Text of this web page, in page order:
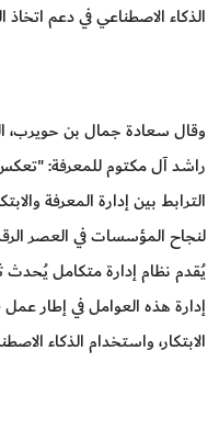
الذكاء الاصطناعي في دعم
وقال سعادة جمال بن حويرب،
راشد آل مكتوم للمعرفة:
الترابط بين إدارة المعرفة
لنجاح المؤسسات في العصر
يُقدم نظام إدارة متكامل
إدارة هذه العوامل في إطار
الابتكار، واستخدام الذكاء